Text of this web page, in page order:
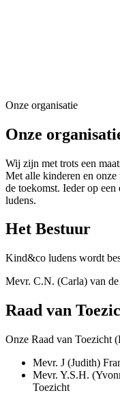
Onze organisatie
Onze
Wij zijn met trots een
Met alle kinderen en
de toekomst. Ieder op
ludens.
Het Bestuur
Kind&co ludens wordt
Mevr. C.N. (Carla) van de
Raad van
Onze Raad van Toezicht
Mevr. J (Judith)
Mevr. Y.S.H.
Toezicht